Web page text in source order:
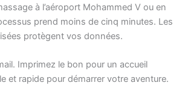
à l’aéroport Mohammed V ou en
prend moins de cinq minutes. Les
protègent vos données.
Imprimez le bon pour un accueil
et rapide pour démarrer votre aventure.